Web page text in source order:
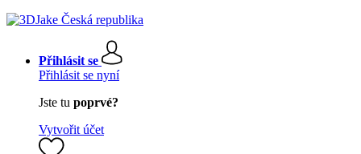
Přihlásit se
Přihlásit se nyní
Jste tu poprvé?
Vytvořit účet